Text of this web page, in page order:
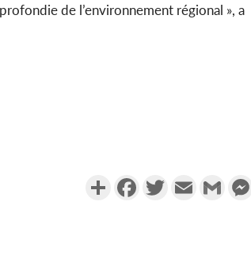
de l’environnement régional », a
PartagerFacebookTwitterEmail Gmail